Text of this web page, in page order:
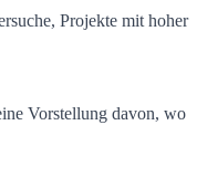
Projekte mit hoher
Vorstellung davon, wo